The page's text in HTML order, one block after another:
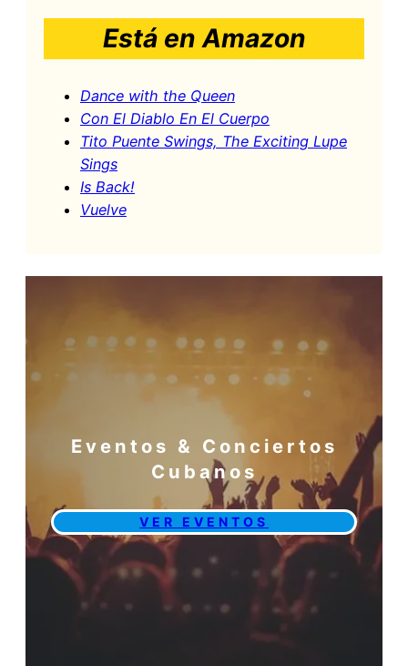
Está en Amazon
Dance with the Queen
Con El Diablo En El Cuerpo
Tito Puente Swings, The Exciting Lupe
Sings
Is Back!
Vuelve
Eventos & Conciertos
Cubanos
VER EVENTOS